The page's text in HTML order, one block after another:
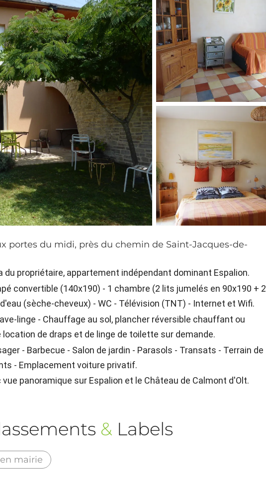
portes du midi, près du chemin de Saint-Jacques-de-
du propriétaire, appartement indépendant dominant Espalion.
convertible (140x190) - 1 chambre (2 lits jumelés en 90x190 + 2
(sèche-cheveux) - WC - Télévision (TNT) - Internet et Wifi.
linge - Chauffage au sol, plancher réversible chauffant ou
de draps et de linge de toilette sur demande.
- Barbecue - Salon de jardin - Parasols - Transats - Terrain de
- Emplacement voiture privatif.
panoramique sur Espalion et le Château de Calmont d'Olt.
& Labels
mairie